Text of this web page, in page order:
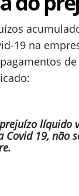
19 na
de
líquido
Covid 19, não